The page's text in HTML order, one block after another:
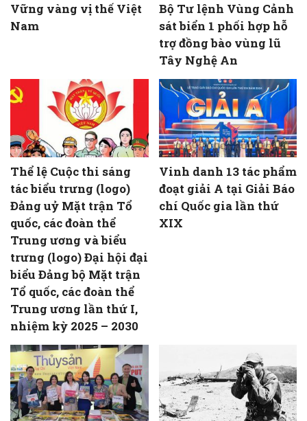
Vững vàng vị thế Việt
Nam
Bộ Tư lệnh Vùng Cảnh
sát biển 1 phối hợp hỗ
trợ đồng bào vùng lũ
Tây Nghệ An
Thể lệ Cuộc thi sáng
tác biểu trưng (logo)
Đảng uỷ Mặt trận Tổ
quốc, các đoàn thể
Trung ương và biểu
trưng (logo) Đại hội đại
biểu Đảng bộ Mặt trận
Tổ quốc, các đoàn thể
Trung ương lần thứ I,
nhiệm kỳ 2025 – 2030
Vinh danh 13 tác phẩm
đoạt giải A tại Giải Báo
chí Quốc gia lần thứ
XIX